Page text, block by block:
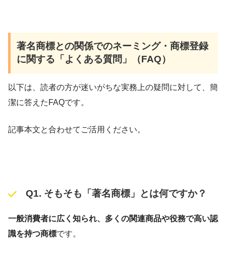
著名商標との関係でのネーミング・商標登録
に関する「よくある質問」（FAQ）
以下は、読者の方が迷いがちな実務上の疑問に対して、簡
潔に答えたFAQです。
記事本文と合わせてご活用ください。
Q1. そもそも「著名商標」とは何ですか？
一般消費者に広く知られ、多くの関連商品や役務で高い認
識を持つ商標です。